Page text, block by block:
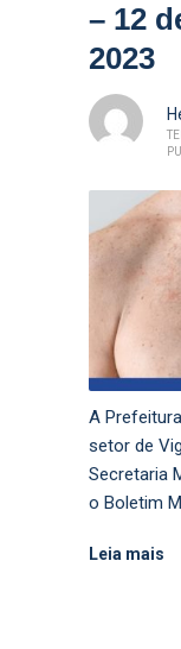
– 12
2023
A
setor de
Secretaria
o Boletim
Leia mais